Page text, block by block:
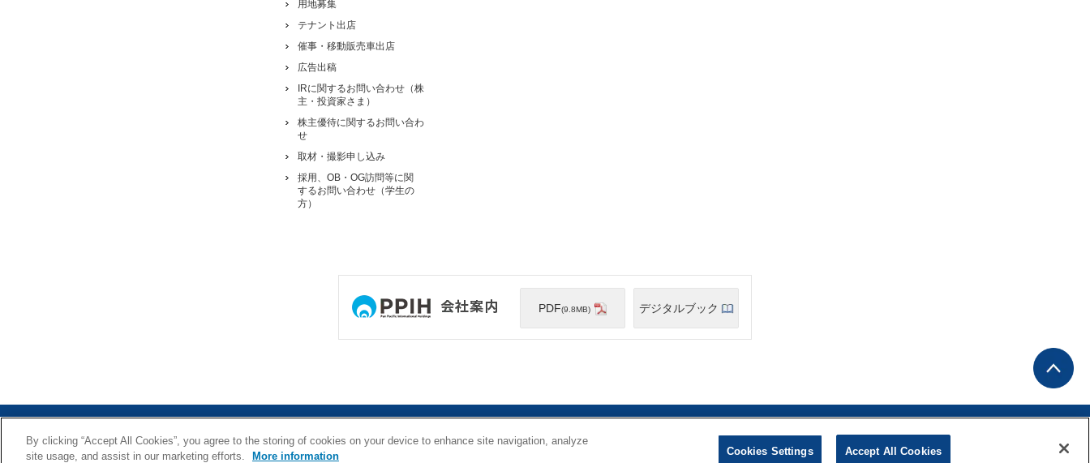
用地募集
テナント出店
催事・移動販売車出店
広告出稿
IRに関するお問い合わせ（株
主・投資家さま）
株主優待に関するお問い合わ
せ
取材・撮影申し込み
採用、OB・OG訪問等に関
するお問い合わせ（学生の
方）
PDF(9.8MB) デジタルブック
サイトマップ 利用規約 プライバシーポリシー ソーシャルメディアポリシー アクセシビリティ対応方針 Cookies Settings
By clicking “Accept All Cookies”, you agree to the storing of cookies on your device to enhance site navigation, analyze
site usage, and assist in our marketing efforts.
More information Cookies Settings Accept All Cookies